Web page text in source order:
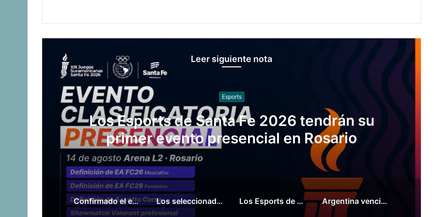
Leer siguiente nota
Básquet
Argentina venció a Paraguay y clasificó a la
Americup
Confirmado el equipo de pesistas para Santa Fe 2026 Los seleccionados de sóftbol tienen los convocados para los Juegos Suramericanos 2026 Los Esports de Santa Fe 2026 tendrán su primer evento presencial en Rosario Argentina venció a Paraguay y clasificó a la Americup